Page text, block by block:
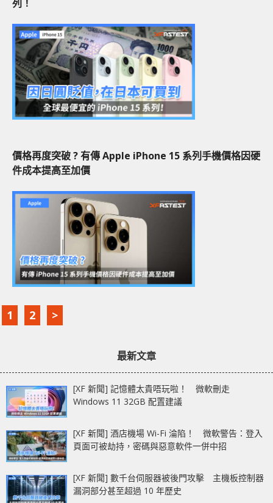
列！
價格再度突破 ? 有傳 Apple iPhone 15 系列手機價格因硬
件成本提高至加價
1 2 >
最新文章
[XF 新聞] 記憶體太貴唔玩啦！ 微軟刪走
Windows 11 32GB 配置建議
[XF 新聞] 酒店機場 Wi-Fi 淪陷！ 微軟警告：登入
頁面可被劫持，密碼與惡意軟件一併中招
[XF 新聞] 數千台伺服器被後門攻擊 主機板控制器
漏洞部分甚至超過 10 年歷史